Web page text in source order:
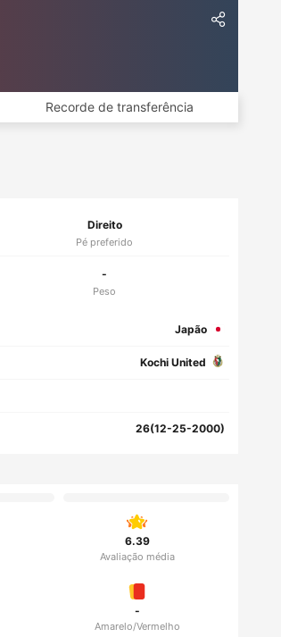
Recorde de transferência
Direito
Pé preferido
-
Peso
Japão
Kochi United
26(12-25-2000)
6.39
Avaliação média
-
Amarelo/Vermelho